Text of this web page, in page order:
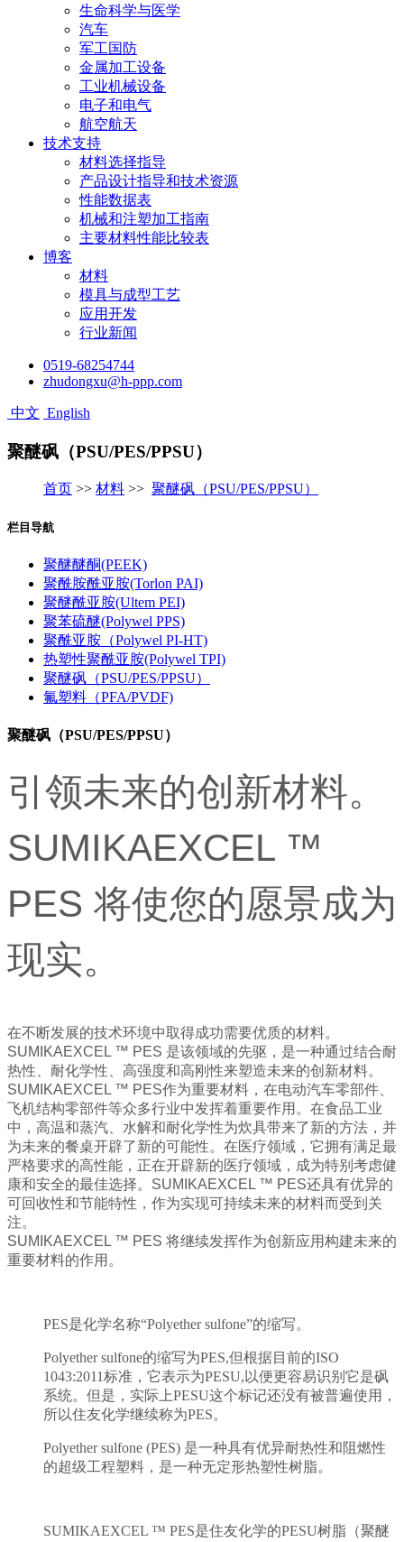
生命科学与医学
汽车
军工国防
金属加工设备
工业机械设备
电子和电气
航空航天
技术支持
材料选择指导
产品设计指导和技术资源
性能数据表
机械和注塑加工指南
主要材料性能比较表
博客
材料
模具与成型工艺
应用开发
行业新闻
0519-68254744
zhudongxu@h-ppp.com
中文 English
聚醚砜（PSU/PES/PPSU）
首页 >> 材料 >> 聚醚砜（PSU/PES/PPSU）
栏目导航
聚醚醚酮(PEEK)
聚酰胺酰亚胺(Torlon PAI)
聚醚酰亚胺(Ultem PEI)
聚苯硫醚(Polywel PPS)
聚酰亚胺（Polywel PI-HT)
热塑性聚酰亚胺(Polywel TPI)
聚醚砜（PSU/PES/PPSU）
氟塑料（PFA/PVDF)
聚醚砜（PSU/PES/PPSU）
引领未来的创新材料。
SUMIKAEXCEL ™
PES 将使您的愿景成为
现实。
在不断发展的技术环境中取得成功需要优质的材料。
SUMIKAEXCEL ™ PES 是该领域的先驱，是一种通过结合耐
热性、耐化学性、高强度和高刚性来塑造未来的创新材料。
SUMIKAEXCEL ™ PES作为重要材料，在电动汽车零部件、
飞机结构零部件等众多行业中发挥着重要作用。在食品工业
中，高温和蒸汽、水解和耐化学性为炊具带来了新的方法，并
为未来的餐桌开辟了新的可能性。在医疗领域，它拥有满足最
严格要求的高性能，正在开辟新的医疗领域，成为特别考虑健
康和安全的最佳选择。SUMIKAEXCEL ™ PES还具有优异的
可回收性和节能特性，作为实现可持续未来的材料而受到关
注。
SUMIKAEXCEL ™ PES 将继续发挥作为创新应用构建未来的
重要材料的作用。
PES是化学名称“Polyether sulfone”的缩写。
Polyether sulfone的缩写为PES,但根据目前的ISO
1043:2011标准，它表示为PESU,以便更容易识别它是砜
系统。但是，实际上PESU这个标记还没有被普遍使用，
所以住友化学继续称为PES。
Polyether sulfone (PES) 是一种具有优异耐热性和阻燃性
的超级工程塑料，是一种无定形热塑性树脂。
SUMIKAEXCEL ™ PES是住友化学的PESU树脂（聚醚